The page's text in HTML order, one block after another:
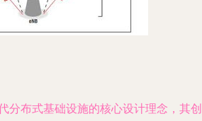
分布式基础设施的核心设计理念，其创